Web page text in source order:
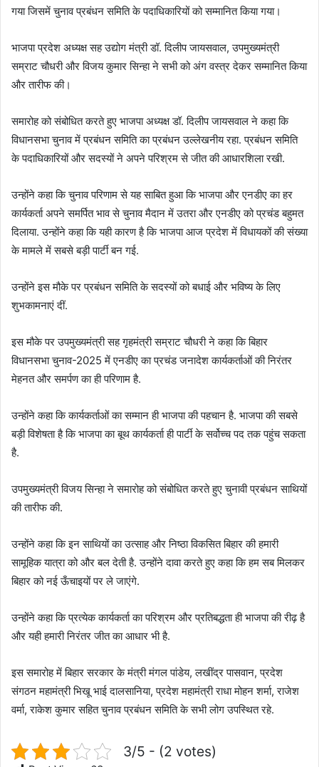
गया जिसमें चुनाव प्रबंधन समिति के पदाधिकारियों को सम्मानित किया गया।
भाजपा प्रदेश अध्यक्ष सह उद्योग मंत्री डॉ. दिलीप जायसवाल, उपमुख्यमंत्री
सम्राट चौधरी और विजय कुमार सिन्हा ने सभी को अंग वस्त्र देकर सम्मानित किया
और तारीफ की।
समारोह को संबोधित करते हुए भाजपा अध्यक्ष डॉ. दिलीप जायसवाल ने कहा कि
विधानसभा चुनाव में प्रबंधन समिति का प्रबंधन उल्लेखनीय रहा. प्रबंधन समिति
के पदाधिकारियों और सदस्यों ने अपने परिश्रम से जीत की आधारशिला रखी.
उन्होंने कहा कि चुनाव परिणाम से यह साबित हुआ कि भाजपा और एनडीए का हर
कार्यकर्ता अपने समर्पित भाव से चुनाव मैदान में उतरा और एनडीए को प्रचंड बहुमत
दिलाया. उन्होंने कहा कि यही कारण है कि भाजपा आज प्रदेश में विधायकों की संख्या
के मामले में सबसे बड़ी पार्टी बन गई.
उन्होंने इस मौके पर प्रबंधन समिति के सदस्यों को बधाई और भविष्य के लिए
शुभकामनाएं दीं.
इस मौके पर उपमुख्यमंत्री सह गृहमंत्री सम्राट चौधरी ने कहा कि बिहार
विधानसभा चुनाव-2025 में एनडीए का प्रचंड जनादेश कार्यकर्ताओं की निरंतर
मेहनत और समर्पण का ही परिणाम है.
उन्होंने कहा कि कार्यकर्ताओं का सम्मान ही भाजपा की पहचान है. भाजपा की सबसे
बड़ी विशेषता है कि भाजपा का बूथ कार्यकर्ता ही पार्टी के सर्वोच्च पद तक पहुंच सकता
है.
उपमुख्यमंत्री विजय सिन्हा ने समारोह को संबोधित करते हुए चुनावी प्रबंधन साथियों
की तारीफ की.
उन्होंने कहा कि इन साथियों का उत्साह और निष्ठा विकसित बिहार की हमारी
सामूहिक यात्रा को और बल देती है. उन्होंने दावा करते हुए कहा कि हम सब मिलकर
बिहार को नई ऊँचाइयों पर ले जाएंगे.
उन्होंने कहा कि प्रत्येक कार्यकर्ता का परिश्रम और प्रतिबद्धता ही भाजपा की रीढ़ है
और यही हमारी निरंतर जीत का आधार भी है.
इस समारोह में बिहार सरकार के मंत्री मंगल पांडेय, लखींद्र पासवान, प्रदेश
संगठन महामंत्री भिखू भाई दालसानिया, प्रदेश महामंत्री राधा मोहन शर्मा, राजेश
वर्मा, राकेश कुमार सहित चुनाव प्रबंधन समिति के सभी लोग उपस्थित रहे.
3/5 - (2 votes)